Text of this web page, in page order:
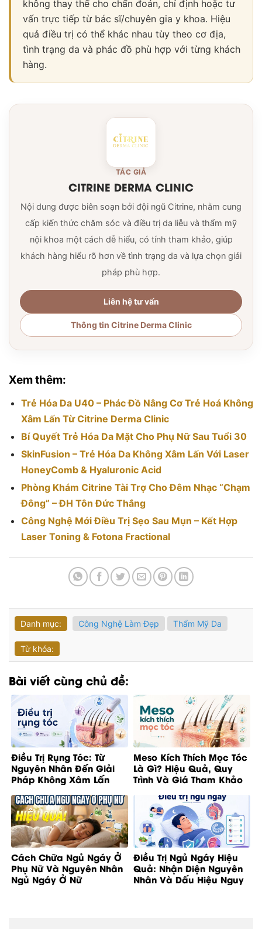
không thay thế cho chẩn đoán, chỉ định hoặc tư
vấn trực tiếp từ bác sĩ/chuyên gia y khoa. Hiệu
quả điều trị có thể khác nhau tùy theo cơ địa,
tình trạng da và phác đồ phù hợp với từng khách
hàng.
TÁC GIẢ
CITRINE DERMA CLINIC
Nội dung được biên soạn bởi đội ngũ Citrine, nhằm cung
cấp kiến thức chăm sóc và điều trị da liễu và thẩm mỹ
nội khoa một cách dễ hiểu, có tính tham khảo, giúp
khách hàng hiểu rõ hơn về tình trạng da và lựa chọn giải
pháp phù hợp.
Liên hệ tư vấn
Thông tin Citrine Derma Clinic
Xem thêm:
Trẻ Hóa Da U40 – Phác Đồ Nâng Cơ Trẻ Hoá Không
Xâm Lấn Từ Citrine Derma Clinic
Bí Quyết Trẻ Hóa Da Mặt Cho Phụ Nữ Sau Tuổi 30
SkinFusion – Trẻ Hóa Da Không Xâm Lấn Với Laser
HoneyComb & Hyaluronic Acid
Phòng Khám Citrine Tài Trợ Cho Đêm Nhạc “Chạm
Đông” – ĐH Tôn Đức Thắng
Công Nghệ Mới Điều Trị Sẹo Sau Mụn – Kết Hợp
Laser Toning & Fotona Fractional
Danh mục: Công Nghệ Làm Đẹp Thẩm Mỹ Da
Từ khóa:
Bài viết cùng chủ đề:
Điều Trị Rụng Tóc: Từ
Nguyên Nhân Đến Giải
Pháp Không Xâm Lấn
Meso Kích Thích Mọc Tóc
Là Gì? Hiệu Quả, Quy
Trình Và Giá Tham Khảo
Cách Chữa Ngủ Ngáy Ở
Phụ Nữ Và Nguyên Nhân
Ngủ Ngáy Ở Nữ
Điều Trị Ngủ Ngáy Hiệu
Quả: Nhận Diện Nguyên
Nhân Và Dấu Hiệu Nguy